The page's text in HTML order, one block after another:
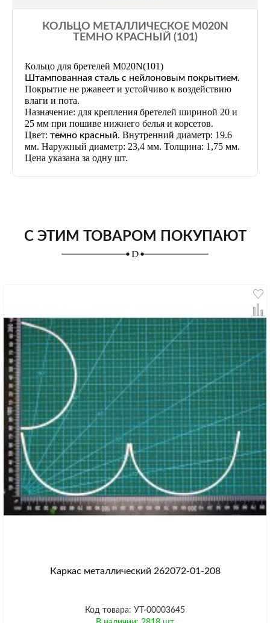
КОЛЬЦО МЕТАЛЛИЧЕСКОЕ M020N
ТЕМНО КРАСНЫЙ (101)
Кольцо для бретелей M020N(101)
Штампованная сталь с нейлоновым покрытием.
Покрытие не ржавеет и устойчиво к воздействию
влаги и пота.
Назначение: для крепления бретелей шириной 20 и
25 мм при пошиве нижнего белья и корсетов.
Цвет: темно красный. Внутренний диаметр: 19.6
мм. Наружный диаметр: 23,4 мм. Толщина: 1,75 мм.
Цена указана за одну шт.
С ЭТИМ ТОВАРОМ ПОКУПАЮТ
Каркас металлический 262072-01-208
Код товара: УТ-00003645